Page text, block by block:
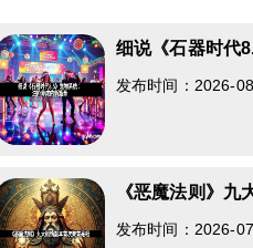
细说《石器时代
发布时间：2026-
《恶魔法则》九
发布时间：2026-